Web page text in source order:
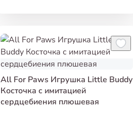
All For Paws Игрушка Little Buddy
Косточка с имитацией
сердцебиения плюшевая